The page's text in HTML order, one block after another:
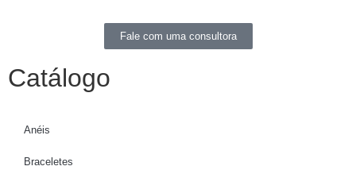
Fale com uma consultora
Catálogo
Anéis
Braceletes